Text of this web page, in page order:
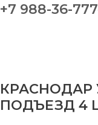
+7 988-36-
КРАСНОДАР
ПОДЪЕЗД 4